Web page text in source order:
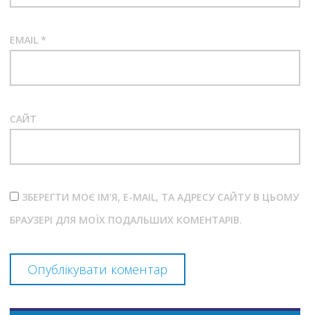
EMAIL *
САЙТ
ЗБЕРЕГТИ МОЄ ІМ'Я, E-MAIL, ТА АДРЕСУ САЙТУ В ЦЬОМУ
БРАУЗЕРІ ДЛЯ МОЇХ ПОДАЛЬШИХ КОМЕНТАРІВ.